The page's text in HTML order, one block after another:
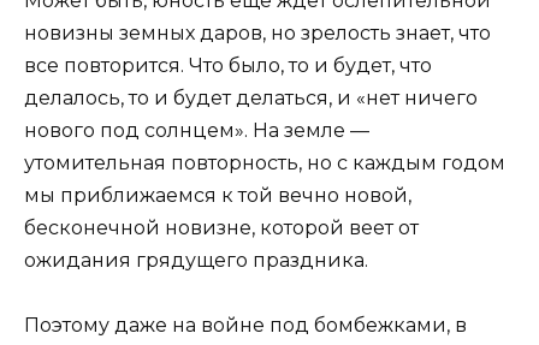
новизны земных даров, но зрелость знает, что
все повторится. Что было, то и будет, что
делалось, то и будет делаться, и «нет ничего
нового под солнцем». На земле —
утомительная повторность, но с каждым годом
мы приближаемся к той вечно новой,
бесконечной новизне, которой веет от
ожидания грядущего праздника.
Поэтому даже на войне под бомбежками, в